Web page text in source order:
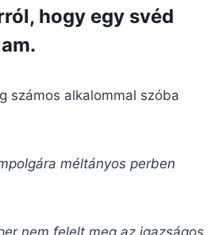
hogy egy svéd
számos alkalommal szóba
méltányos perben
nem felelt meg az igazságos